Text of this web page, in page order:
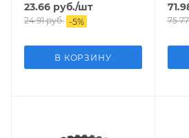
23.66 руб./шт
24.91руб. -5%
В КОРЗИНУ
75.77